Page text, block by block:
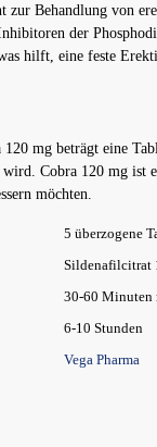
zur Behandlung von
der
hilft, eine feste
mg beträgt eine
Cobra 120 mg ist
möchten.
5 überzogene
Sildenafilcitrat
30-60 Minuten
6-10 Stunden
Vega Pharma